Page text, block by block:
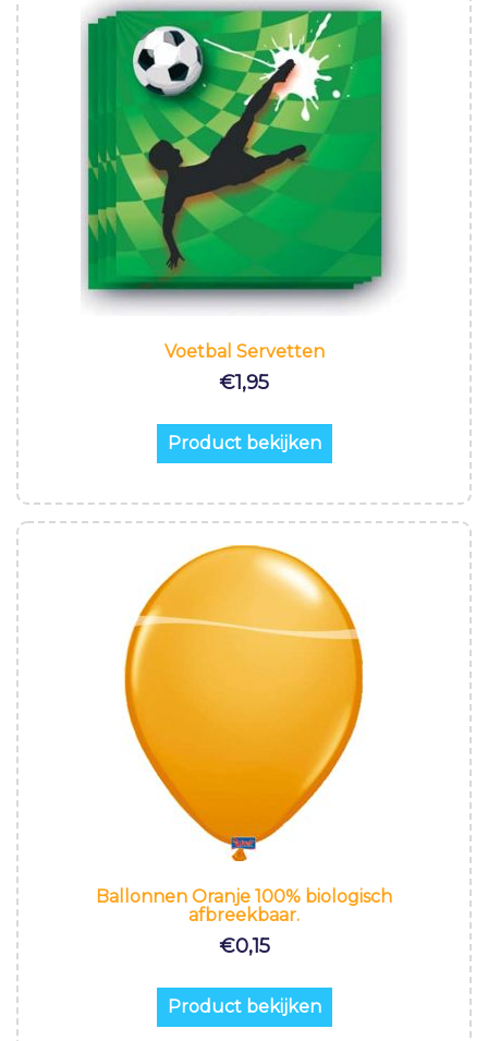
Voetbal Servetten
€1,95
Product bekijken
Ballonnen Oranje 100% biologisch
afbreekbaar.
€0,15
Product bekijken